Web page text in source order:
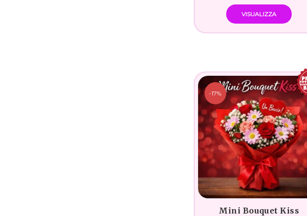
VISUALIZZA
-17%
Mini Bouquet Kiss